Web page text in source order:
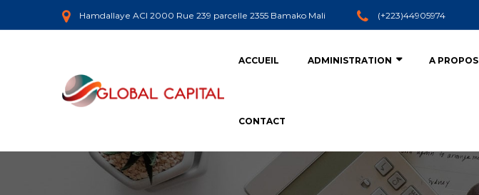
Hamdallaye ACI 2000 Rue 239 parcelle 2355 Bamako Mali (+223)44905974
ACCUEIL ADMINISTRATION A PROPOS
CONTACT